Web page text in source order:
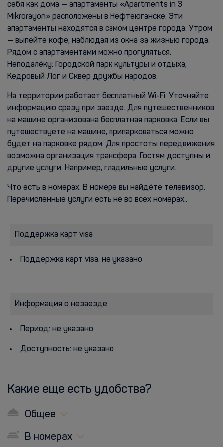
себя как дома — апартаменты «Apartments in 3
Mikrorayon» расположены в Нефтеюганске. Эти
апартаменты находятся в самом центре города. Утром
— выпейте кофе, наблюдая из окна за жизнью города.
Рядом с апартаментами можно прогуляться.
Неподалёку: Городской парк культуры и отдыха,
Кедровый Лог и Сквер дружбы народов.
На территории работает бесплатный Wi-Fi. Уточняйте
информацию сразу при заезде. Для путешественников
на машине организована бесплатная парковка. Если вы
путешествуете на машине, припарковаться можно
будет на парковке рядом. Для простоты передвижения
возможна организация трансфера. Гостям доступны и
другие услуги. Например, гладильные услуги.
Что есть в номерах: В номере вы найдёте телевизор.
Перечисленные услуги есть не во всех номерах..
Поддержка карт visa
Поддержка карт visa: не указано
Информация о незаезде
Период: не указано
Доступность: не указано
Какие еще есть удобства?
Общее
В номерах